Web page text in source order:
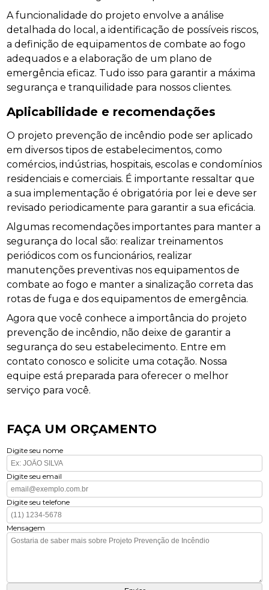
A funcionalidade do projeto envolve a análise
detalhada do local, a identificação de possíveis riscos,
a definição de equipamentos de combate ao fogo
adequados e a elaboração de um plano de
emergência eficaz. Tudo isso para garantir a máxima
segurança e tranquilidade para nossos clientes.
Aplicabilidade e recomendações
O projeto prevenção de incêndio pode ser aplicado
em diversos tipos de estabelecimentos, como
comércios, indústrias, hospitais, escolas e condomínios
residenciais e comerciais. É importante ressaltar que
a sua implementação é obrigatória por lei e deve ser
revisado periodicamente para garantir a sua eficácia.
Algumas recomendações importantes para manter a
segurança do local são: realizar treinamentos
periódicos com os funcionários, realizar
manutenções preventivas nos equipamentos de
combate ao fogo e manter a sinalização correta das
rotas de fuga e dos equipamentos de emergência.
Agora que você conhece a importância do projeto
prevenção de incêndio, não deixe de garantir a
segurança do seu estabelecimento. Entre em
contato conosco e solicite uma cotação. Nossa
equipe está preparada para oferecer o melhor
serviço para você.
FAÇA UM ORÇAMENTO
Digite seu nome
Digite seu email
Digite seu telefone
Mensagem